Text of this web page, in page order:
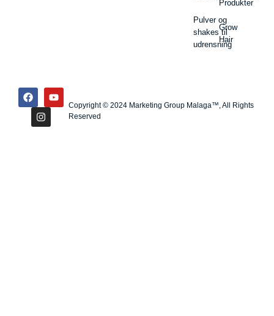
Pulver og
shakes til
udrensning
Produkter
Grow
Hair
Copyright © 2024 Marketing Group Malaga™, All Rights
Reserved